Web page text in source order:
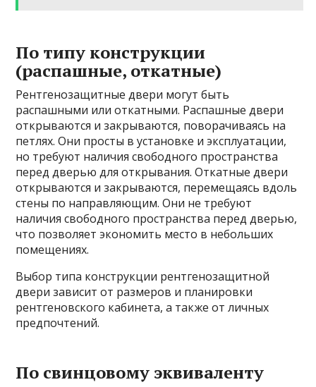
По типу конструкции
(распашные, откатные)
Рентгенозащитные двери могут быть
распашными или откатными. Распашные двери
открываются и закрываются, поворачиваясь на
петлях. Они просты в установке и эксплуатации,
но требуют наличия свободного пространства
перед дверью для открывания. Откатные двери
открываются и закрываются, перемещаясь вдоль
стены по направляющим. Они не требуют
наличия свободного пространства перед дверью,
что позволяет экономить место в небольших
помещениях.
Выбор типа конструкции рентгенозащитной
двери зависит от размеров и планировки
рентгеновского кабинета, а также от личных
предпочтений.
По свинцовому эквиваленту